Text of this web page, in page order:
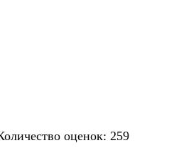
оценок: 259